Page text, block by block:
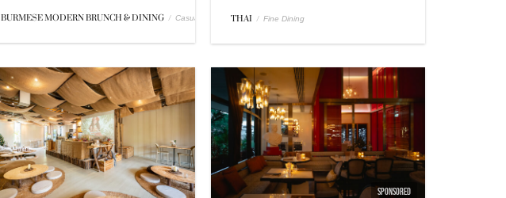
BURMESE MODERN BRUNCH & DINING / Casual Dining THAI / Fine Dining
SPONSORED